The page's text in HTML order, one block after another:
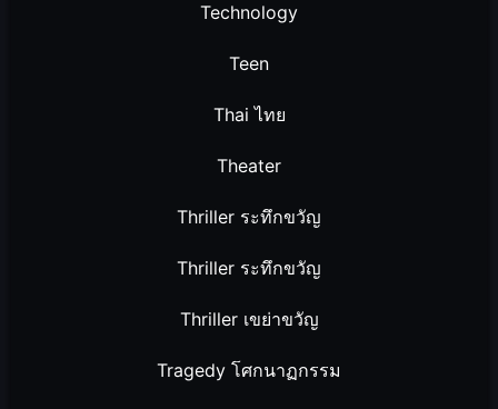
Technology
Teen
Thai ไทย
Theater
Thriller ระทึกขวัญ
Thriller ระทึกขวัญ
Thriller เขย่าขวัญ
Tragedy โศกนาฏกรรม